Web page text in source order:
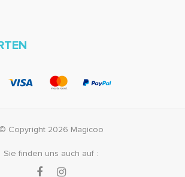
© Copyright 2026 Magicoo
Sie finden uns auch auf :